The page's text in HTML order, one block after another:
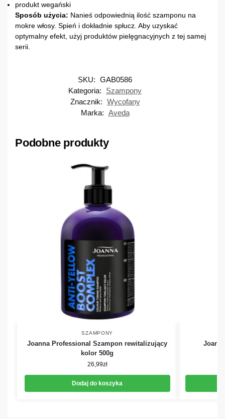
produkt wegański
Sposób użycia: Nanieś odpowiednią ilość szamponu na
mokre włosy. Spień i dokładnie spłucz. Aby uzyskać
optymalny efekt, użyj produktów pielęgnacyjnych z tej samej
serii.
SKU: GAB0586
Kategoria:
Szampony
Znacznik: Wycofany
Marka: Aveda
Podobne produkty
SZAMPONY
Joanna Professional Szampon rewitalizujący
kolor 500g
26,99zł
Dodaj do koszyka